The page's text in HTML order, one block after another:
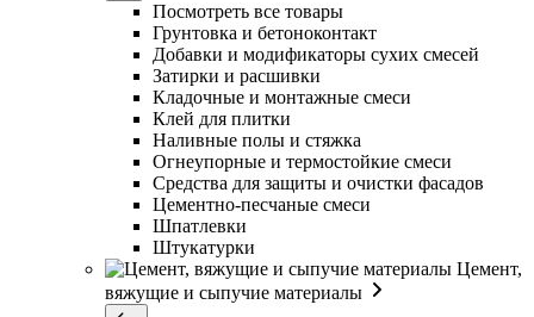
Посмотреть все товары
Грунтовка и бетоноконтакт
Добавки и модификаторы сухих смесей
Затирки и расшивки
Кладочные и монтажные смеси
Клей для плитки
Наливные полы и стяжка
Огнеупорные и термостойкие смеси
Средства для защиты и очистки фасадов
Цементно-песчаные смеси
Шпатлевки
Штукатурки
Цемент,
вяжущие и сыпучие материалы